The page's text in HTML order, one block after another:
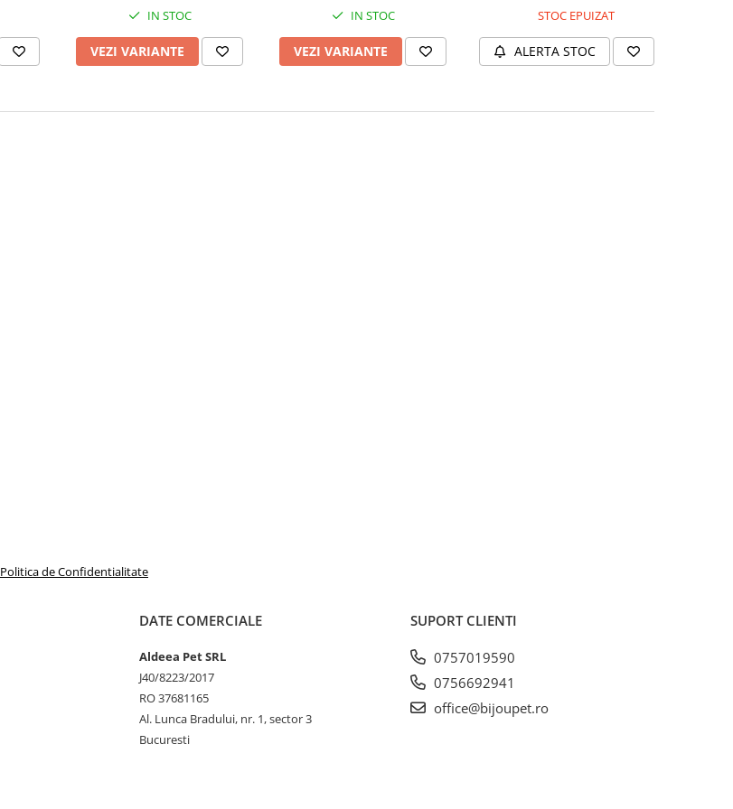
IN STOC
VEZI VARIANTE
IN STOC
VEZI VARIANTE
STOC EPUIZAT
ALERTA STOC
Politica de Confidentialitate
DATE COMERCIALE
Aldeea Pet SRL
J40/8223/2017
RO 37681165
Al. Lunca Bradului, nr. 1, sector 3
Bucuresti
SUPORT CLIENTI
0757019590
0756692941
office@bijoupet.ro